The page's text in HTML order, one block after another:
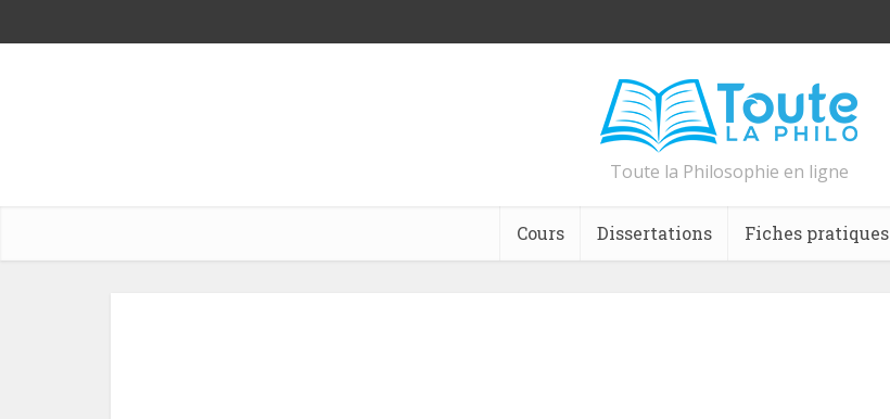
Toute la Philosophie en ligne
Cours Dissertations Fiches pratiques